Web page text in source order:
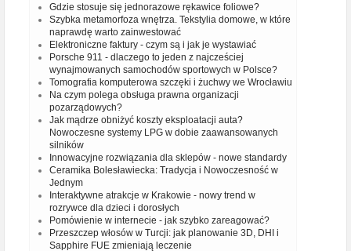
Gdzie stosuje się jednorazowe rękawice foliowe?
Szybka metamorfoza wnętrza. Tekstylia domowe, w które
naprawdę warto zainwestować
Elektroniczne faktury - czym są i jak je wystawiać
Porsche 911 - dlaczego to jeden z najcześciej
wynajmowanych samochodów sportowych w Polsce?
Tomografia komputerowa szczęki i żuchwy we Wrocławiu
Na czym polega obsługa prawna organizacji
pozarządowych?
Jak mądrze obniżyć koszty eksploatacji auta?
Nowoczesne systemy LPG w dobie zaawansowanych
silników
Innowacyjne rozwiązania dla sklepów - nowe standardy
Ceramika Bolesławiecka: Tradycja i Nowoczesność w
Jednym
Interaktywne atrakcje w Krakowie - nowy trend w
rozrywce dla dzieci i dorosłych
Pomówienie w internecie - jak szybko zareagować?
Przeszczep włosów w Turcji: jak planowanie 3D, DHI i
Sapphire FUE zmieniają leczenie